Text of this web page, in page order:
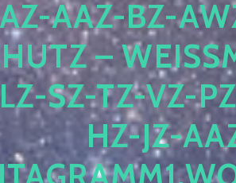
AAZ-BZ-
–
TZ-VZ-PZ-
-JZ-AAZ-